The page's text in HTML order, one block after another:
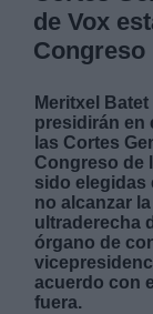
de Vox
Congreso
Meritxel
presidirán en
las Cortes
Congreso de
sido elegidas
no alcanzar
ultraderecha
órgano de
acuerdo con
fuera.